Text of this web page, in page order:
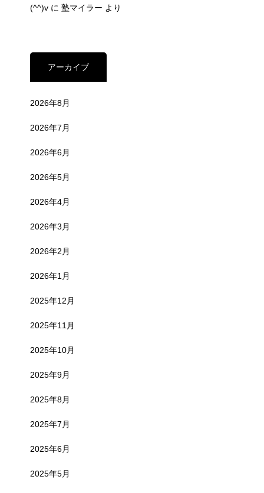
(^^)v に 塾マイラー より
アーカイブ
2026年8月
2026年7月
2026年6月
2026年5月
2026年4月
2026年3月
2026年2月
2026年1月
2025年12月
2025年11月
2025年10月
2025年9月
2025年8月
2025年7月
2025年6月
2025年5月